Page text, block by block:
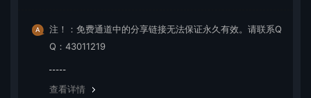
注！：免费通道中的分享链接无法保证永久有效。请联系Q
Q：43011219
查看详情